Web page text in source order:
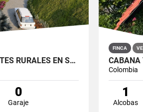
VILLA VALENTINA – LOTES RURALES EN SAN ROQUE, ANTIOQUIA
0
Garaje
FINCA
Colombia
1
Alcobas